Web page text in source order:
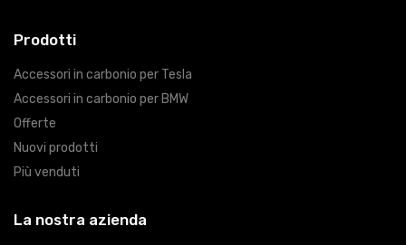
Prodotti
Accessori in carbonio per Tesla
Accessori in carbonio per BMW
Offerte
Nuovi prodotti
Più venduti
La nostra azienda